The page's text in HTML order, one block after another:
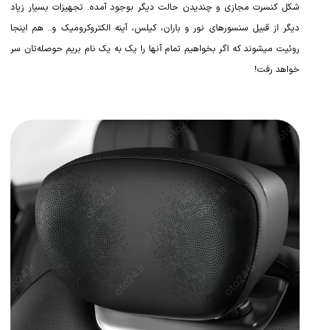
شکل کنسرت مجازی و چندیدن حالت دیگر بوجود آمده. تجهیزات بسیار زیاد
دیگر از قبیل سنسورهای نور و باران، کیلس، آینه الکتروکرومیک و.. هم اینجا
روئیت میشوند که اگر بخواهیم تمام آنها را یک به یک نام بریم حوصله‌تان سر
خواهد رفت!